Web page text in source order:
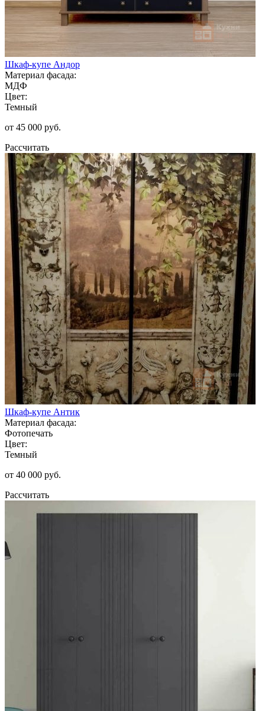
Шкаф-купе Андор
Материал фасада:
МДФ
Цвет:
Темный
от 45 000 руб.
Рассчитать
Шкаф-купе Антик
Материал фасада:
Фотопечать
Цвет:
Темный
от 40 000 руб.
Рассчитать